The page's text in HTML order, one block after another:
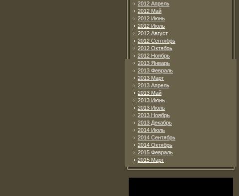
2012 Апрель
2012 Май
2012 Июнь
2012 Июль
2012 Август
2012 Сентябрь
2012 Октябрь
2012 Ноябрь
2013 Январь
2013 Февраль
2013 Март
2013 Апрель
2013 Май
2013 Июнь
2013 Июль
2013 Ноябрь
2013 Декабрь
2014 Июль
2014 Сентябрь
2014 Октябрь
2015 Февраль
2015 Март